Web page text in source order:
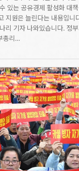
있는 공유경제 활성화 대
지원은 늘린다는 내용입니
리 기자 나와있습니다. 정
총리…